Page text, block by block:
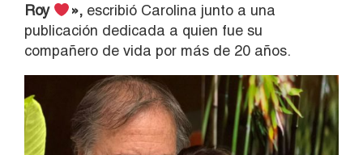
Roy
»,escribió Carolina junto a una
publicación dedicada a quien fue su
compañero de vida por más de 20 años.